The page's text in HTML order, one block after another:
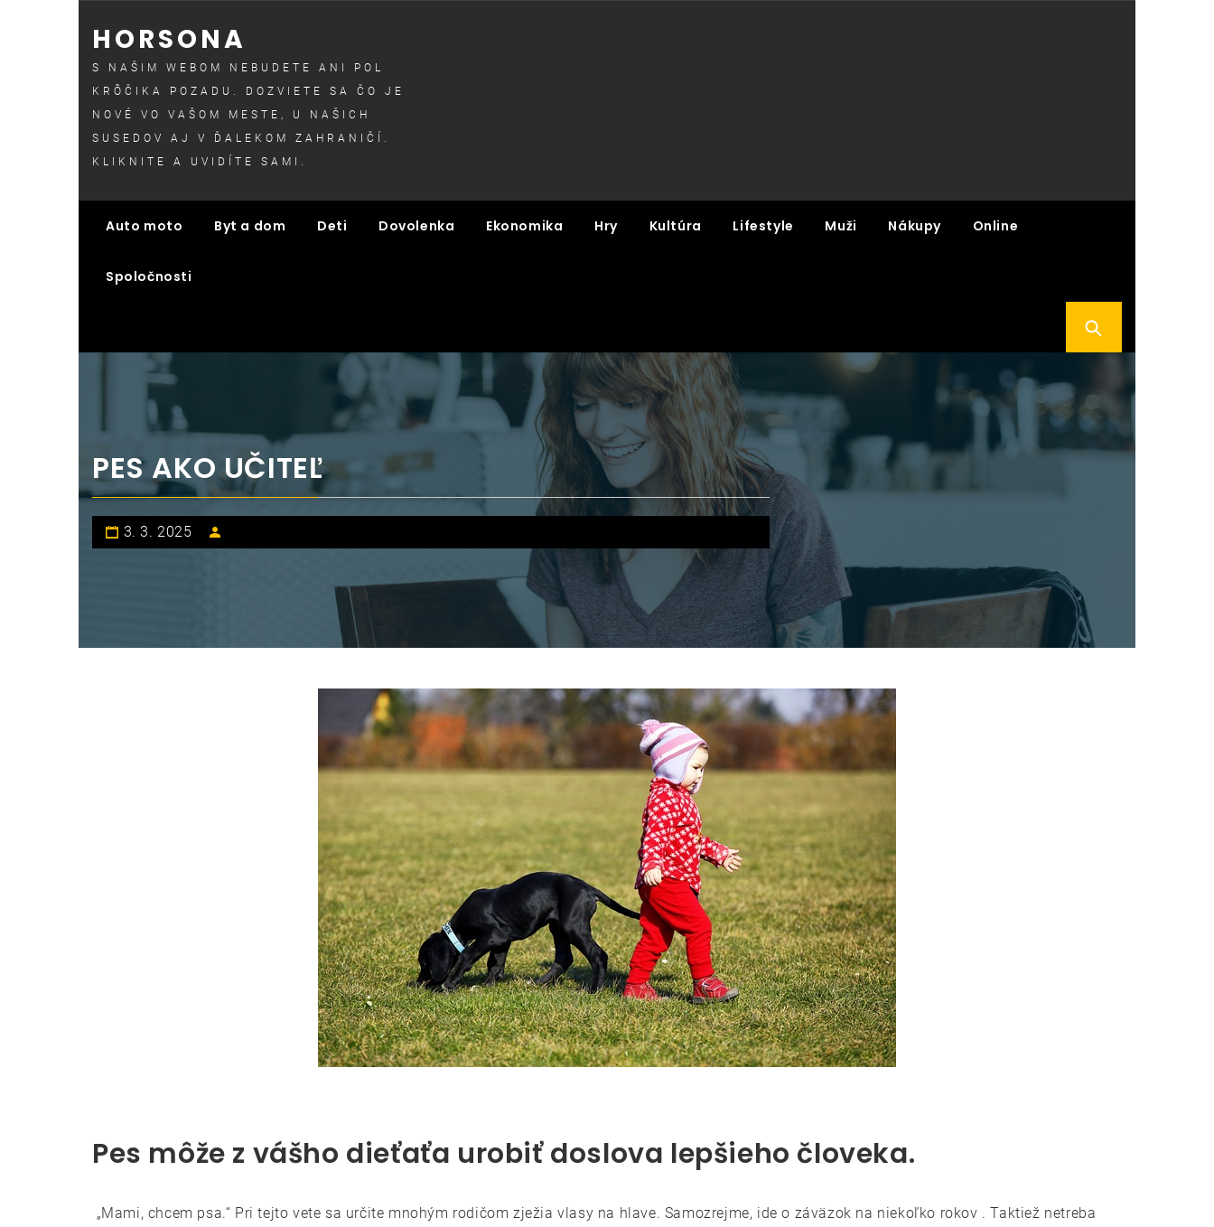
HORSONA
S NAŠIM WEBOM NEBUDETE ANI POL
KRÔČIKA POZADU. DOZVIETE SA ČO JE
NOVÉ VO VAŠOM MESTE, U NAŠICH
SUSEDOV AJ V ĎALEKOM ZAHRANIČÍ.
KLIKNITE A UVIDÍTE SAMI.
Auto moto Byt a dom Deti Dovolenka Ekonomika Hry Kultúra Lifestyle Muži Nákupy Online
Spoločnosti
PES AKO UČITEĽ
3. 3. 2025
Pes môže z vášho dieťaťa urobiť doslova lepšieho človeka.
„Mami, chcem psa.“ Pri tejto vete sa určite mnohým rodičom zježia vlasy na hlave. Samozrejme, ide o záväzok na niekoľko rokov . Taktiež netreba